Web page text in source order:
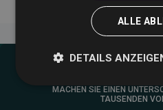
MACHEN SIE EINEN
TAUSENDEN
ALLE
DETAILS